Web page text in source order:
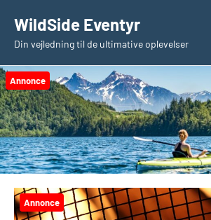
indhold
WildSide Eventyr
Din vejledning til de ultimative oplevelser
Annonce
Annonce